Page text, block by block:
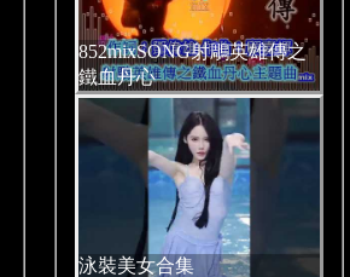
852mixSONG射鵰英雄傳之
鐵血丹心
泳裝美女合集